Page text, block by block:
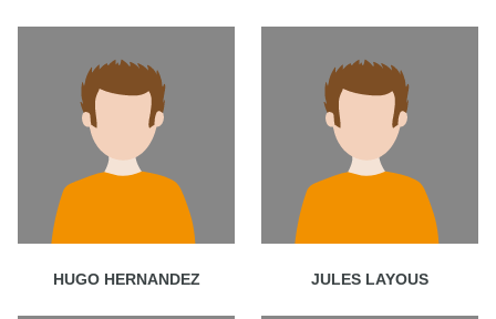
HUGO HERNANDEZ JULES LAYOUS